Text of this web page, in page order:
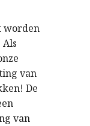
worden
van
De
van